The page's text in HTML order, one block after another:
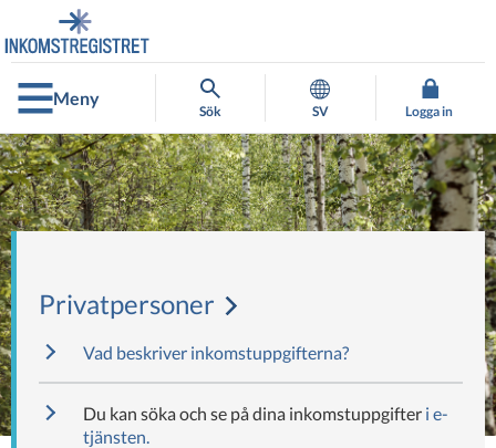
direkt
till
innehållet
till
hela
webbplatsens
sökningMeny
Sök SV Logga in
Privatpersoner
Vad beskriver inkomstuppgifterna?
Du kan söka och se på dina inkomstuppgifter i e-
tjänsten.